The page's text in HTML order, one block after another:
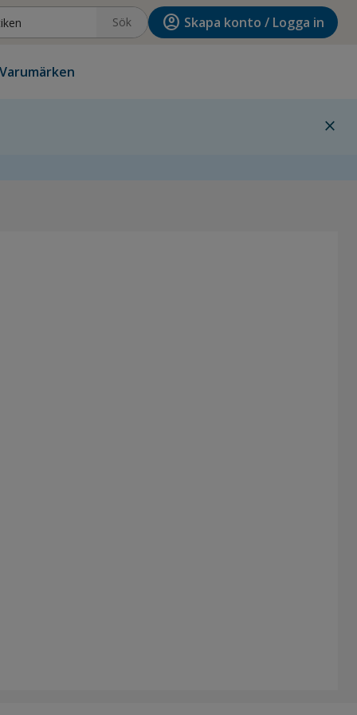
Sök account_circle Skapa konto / Logga in
Varumärken
close